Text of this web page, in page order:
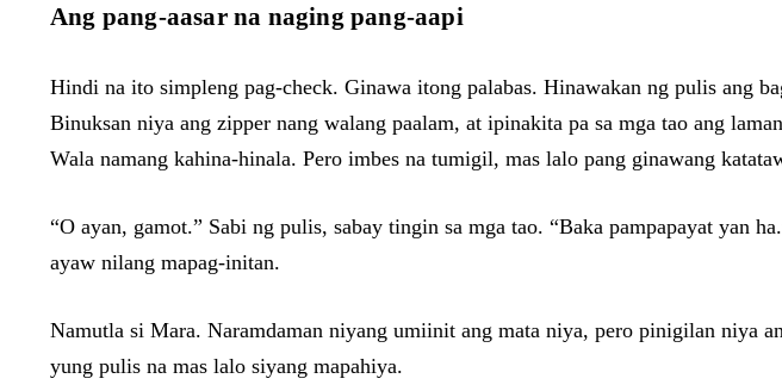
Ang pang-aasar na naging pang-aapi
Hindi na ito simpleng pag-check. Ginawa itong palabas. Hinawakan ng pulis ang
Binuksan niya ang zipper nang walang paalam, at ipinakita pa sa mga tao ang
Wala namang kahina-hinala. Pero imbes na tumigil, mas lalo pang ginawang
“O ayan, gamot.” Sabi ng pulis, sabay tingin sa mga tao. “Baka pampapayat yan
ayaw nilang mapag-initan.
Namutla si Mara. Naramdaman niyang umiinit ang mata niya, pero pinigilan niya
yung pulis na mas lalo siyang mapahiya.